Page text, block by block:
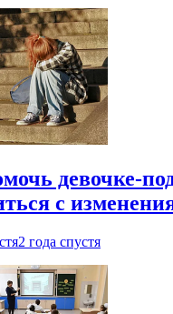
девочке-
с
2 года спустя